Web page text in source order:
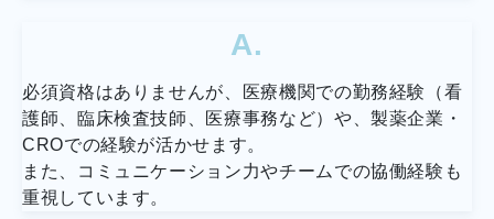
A.
必須資格はありませんが、医療機関での勤務経験（看
護師、臨床検査技師、医療事務など）や、製薬企業・
CROでの経験が活かせます。
また、コミュニケーション力やチームでの協働経験も
重視しています。